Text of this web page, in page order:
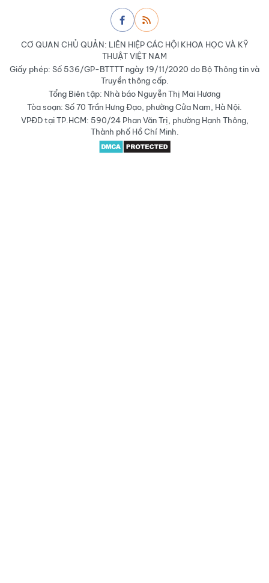
CƠ QUAN CHỦ QUẢN: LIÊN HIỆP CÁC HỘI KHOA HỌC VÀ KỸ
THUẬT VIỆT NAM
Giấy phép: Số 536/GP-BTTTT ngày 19/11/2020 do Bộ Thông tin và
Truyền thông cấp.
Tổng Biên tập: Nhà báo Nguyễn Thị Mai Hương
Tòa soạn: Số 70 Trần Hưng Đạo, phường Cửa Nam, Hà Nội.
VPĐD tại TP.HCM: 590/24 Phan Văn Trị, phường Hạnh Thông,
Thành phố Hồ Chí Minh.